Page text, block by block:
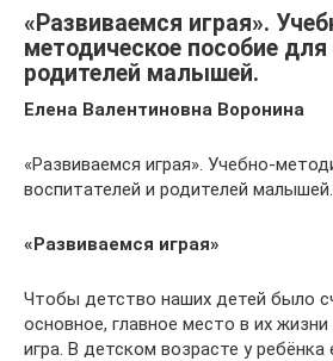
«Развиваемся играя».
методическое пособие для
родителей малышей.
Елена Валентиновна Воронина
«Развиваемся играя». Учебно-
воспитателей и родителей малышей.
«Развиваемся играя»
Чтобы детство наших детей было
основное, главное место в их
игра. В детском возрасте у